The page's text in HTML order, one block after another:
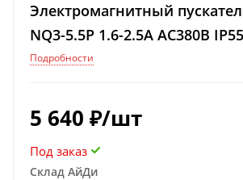
Электромагнитный
NQ3-5.5P 1.6-2.5A AC380В
Подробности
5 640 ₽/шт
Под заказ
Склад АйДи